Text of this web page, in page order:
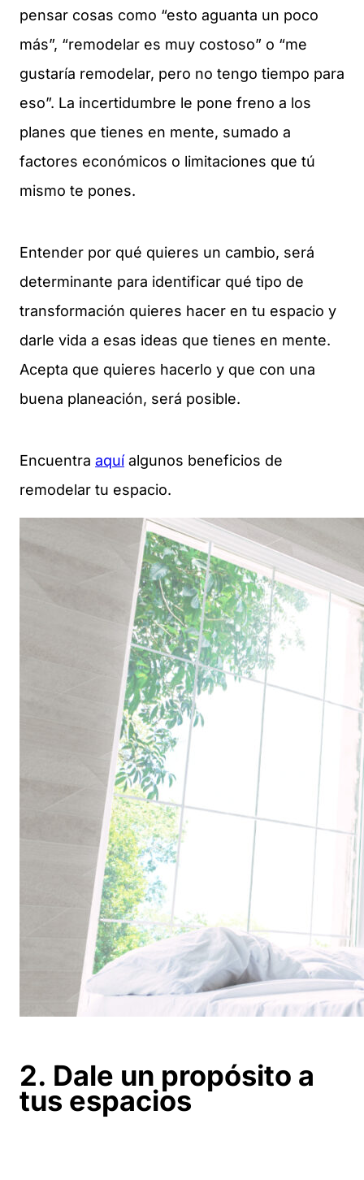
pensar cosas como “esto aguanta un poco
más”, “remodelar es muy costoso” o “me
gustaría remodelar, pero no tengo tiempo para
eso”. La incertidumbre le pone freno a los
planes que tienes en mente, sumado a
factores económicos o limitaciones que tú
mismo te pones.
Entender por qué quieres un cambio, será
determinante para identificar qué tipo de
transformación quieres hacer en tu espacio y
darle vida a esas ideas que tienes en mente.
Acepta que quieres hacerlo y que con una
buena planeación, será posible.
Encuentra aquíalgunos beneficios de
remodelar tu espacio.
2. Dale un propósito a
tus espacios